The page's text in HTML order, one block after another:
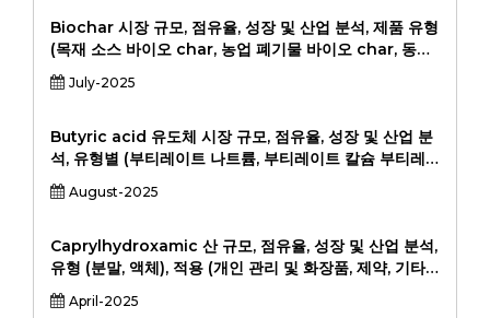
Biochar 시장 규모, 점유율, 성장 및 산업 분석, 제품 유형
(목재 소스 바이오 char, 농업 폐기물 바이오 char, 동물
분뇨 바이오 char, 기타), 기술 (느린 열분해, 빠른 열분해,
가스화) (응용, 물 및 폐수 처리, 건축, 에너지, 기타), 지역
2023, 2024-
July-2025
Butyric acid 유도체 시장 규모, 점유율, 성장 및 산업 분
석, 유형별 (부티레이트 나트륨, 부티레이트 칼슘 부티레
이트, 부티레이트 마그네슘 부티레이트, 트리 타이 린), 적
용 (동물 사료, 인간식이 보충제, 제약, 식품 및 음료), 최종
Companys, Pheraceutical Companys,) 2024-
2031
August-2025
Caprylhydroxamic 산 규모, 점유율, 성장 및 산업 분석,
유형 (분말, 액체), 적용 (개인 관리 및 화장품, 제약, 기타),
최종 사용자 (제조업체, 소매 공급 업체, 병원 및 클리닉,
최종 소비자) 및 지역 분석, 2024-2031.
April-2025